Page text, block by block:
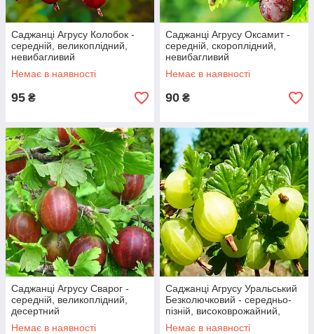
Саджанці Агрусу Колобок -
середній, великоплідний,
невибагливий
Немає в наявності
95 ₴
Саджанці Агрусу Оксамит -
середній, скороплідний,
невибагливий
Немає в наявності
90 ₴
Саджанці Агрусу Сварог -
середній, великоплідний,
десертний
Немає в наявності
Саджанці Агрусу Уральський
Безколючковий - середньо-
пізній, високоврожайний,
зимостійкий
Немає в наявності